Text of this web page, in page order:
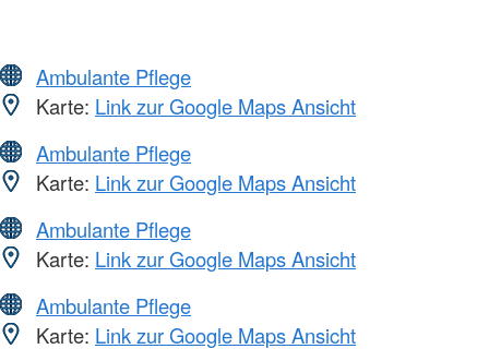
Ambulante Pflege
Karte: Link zur Google Maps Ansicht
Ambulante Pflege
Karte: Link zur Google Maps Ansicht
Ambulante Pflege
Karte: Link zur Google Maps Ansicht
Ambulante Pflege
Karte: Link zur Google Maps Ansicht